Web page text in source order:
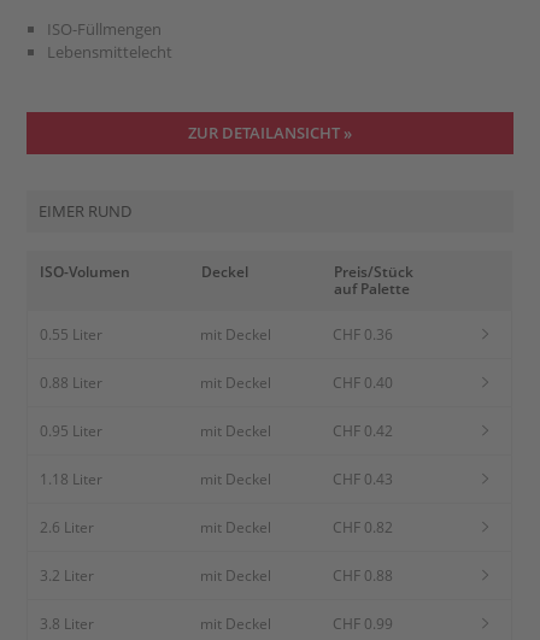
ISO-Füllmengen
Lebensmittelecht
ZUR DETAILANSICHT »
EIMER RUND
ISO-Volumen Deckel
Preis/Stück
auf Palette
0.55 Liter mit Deckel CHF 0.36
0.88 Liter mit Deckel CHF 0.40
0.95 Liter mit Deckel CHF 0.42
1.18 Liter mit Deckel CHF 0.43
2.6 Liter mit Deckel CHF 0.82
3.2 Liter mit Deckel CHF 0.88
3.8 Liter mit Deckel CHF 0.99